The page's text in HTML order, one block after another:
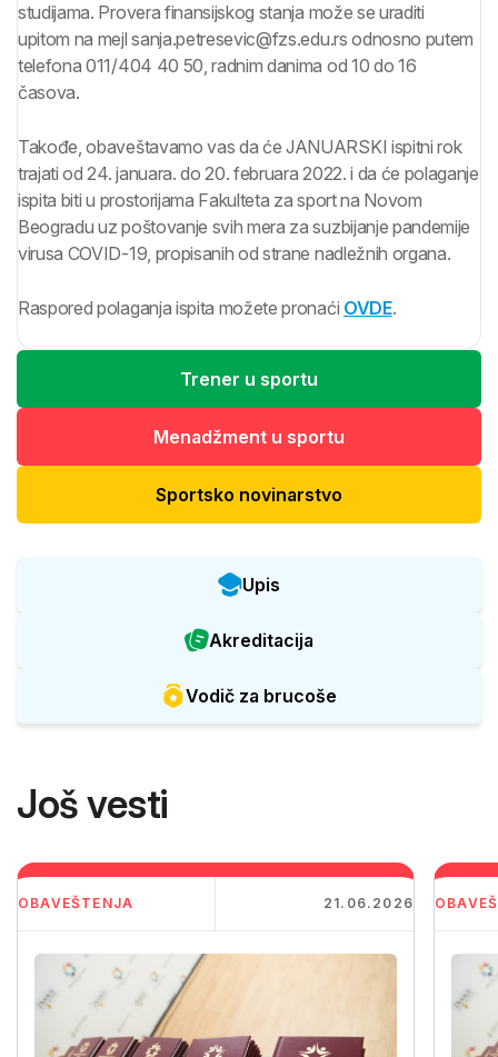
studijama. Provera finansijskog stanja može se uraditi
upitom na mejl sanja.petresevic@fzs.edu.rs odnosno putem
telefona 011/404 40 50, radnim danima od 10 do 16
časova.
Takođe, obaveštavamo vas da će JANUARSKI ispitni rok
trajati od 24. januara. do 20. februara 2022. i da će polaganje
ispita biti u prostorijama Fakulteta za sport na Novom
Beogradu uz poštovanje svih mera za suzbijanje pandemije
virusa COVID-19, propisanih od strane nadležnih organa.
Raspored polaganja ispita možete pronaći OVDE.
Trener u sportu
Menadžment u sportu
Sportsko novinarstvo
Upis
Akreditacija
Vodič za brucoše
Još vesti
OBAVEŠTENJA 21.06.2026